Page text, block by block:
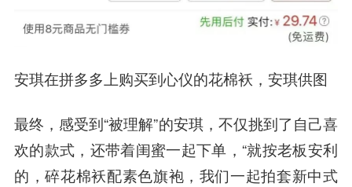
安琪在拼多多上购买到心仪的花棉袄，安琪供图
最终，感受到“被理解”的安琪，不仅挑到了自己喜
欢的款式，还带着闺蜜一起下单，“就按老板安利
的，碎花棉袄配素色旗袍，我们一起拍套新中式